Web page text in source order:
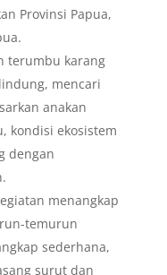
Provinsi Papua,
terumbu karang
mencari
anakan
kondisi ekosistem
dengan
menangkap
temurun
sederhana,
surut dan